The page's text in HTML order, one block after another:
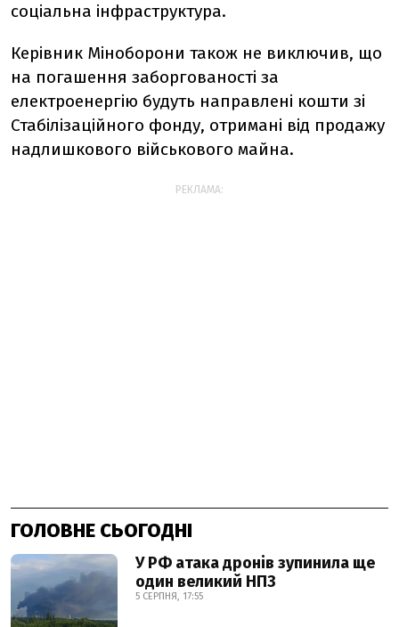
соціальна інфраструктура.
Керівник Міноборони також не виключив, що
на погашення заборгованості за
електроенергію будуть направлені кошти зі
Стабілізаційного фонду, отримані від продажу
надлишкового військового майна.
РЕКЛАМА:
ГОЛОВНЕ СЬОГОДНІ
У РФ атака дронів зупинила ще
один великий НПЗ
5 СЕРПНЯ, 17:55